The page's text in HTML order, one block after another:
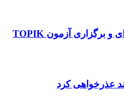
راه‌اندازی رشته کره‌ای و برگزاری آزمون TOPIK
عذرخواهی کرد